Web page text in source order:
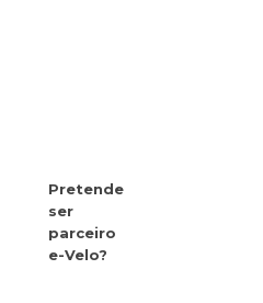
Pretende
ser
parceiro
e-Velo?